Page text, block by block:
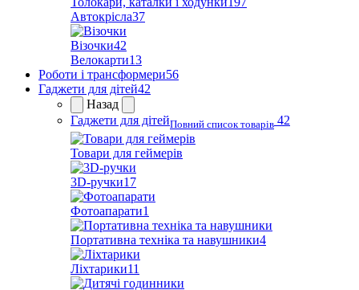
Автокрісла37
Візочки42
Велокарти13
Роботи і трансформери56
Гаджети для дітей42
Назад
Гаджети для дітейПовний список товарів 42
Товари для геймерів
3D-ручки17
Фотоапарати1
Портативна техніка та навушники4
Ліхтарики11